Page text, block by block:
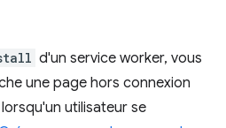
d'un service worker, vous
une page hors connexion
utilisateur se